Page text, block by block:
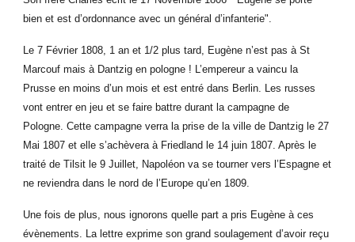
bien et est d’ordonnance avec un général d’infanterie".
Le 7 Février 1808, 1 an et 1/2 plus tard, Eugène n’est pas à St
Marcouf mais à Dantzig en pologne ! L’empereur a vaincu la
Prusse en moins d’un mois et est entré dans Berlin. Les russes
vont entrer en jeu et se faire battre durant la campagne de
Pologne. Cette campagne verra la prise de la ville de Dantzig le 27
Mai 1807 et elle s’achèvera à Friedland le 14 juin 1807. Après le
traité de Tilsit le 9 Juillet, Napoléon va se tourner vers l’Espagne et
ne reviendra dans le nord de l’Europe qu’en 1809.
Une fois de plus, nous ignorons quelle part a pris Eugène à ces
évènements. La lettre exprime son grand soulagement d’avoir reçu